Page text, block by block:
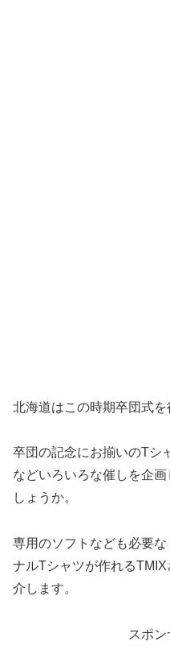
北海道はこの時期卒団式を
卒団の記念にお揃いのTシ
などいろいろな催しを企
しょうか。
専用のソフトなども必要
ナルTシャツが作れる
介します。
スポン